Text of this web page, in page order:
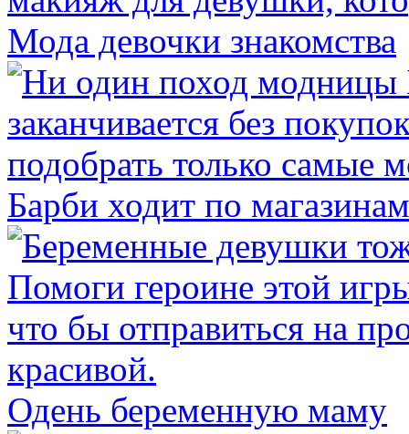
Мода девочки знакомства
Барби ходит по магазинам
Одень беременную маму